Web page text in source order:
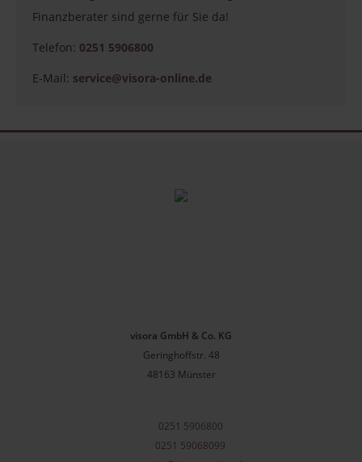
Finanzberater sind gerne für Sie da!
Telefon: 0251 5906800
E-Mail: service@visora-online.de
visora GmbH & Co. KG
Geringhoffstr. 48
48163 Münster
0251 5906800
0251 59068099